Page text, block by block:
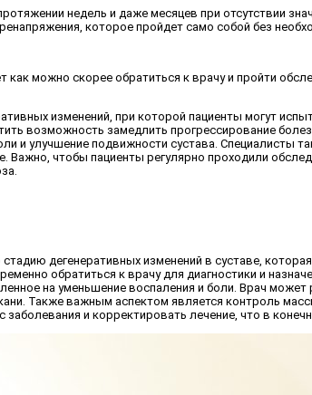
недель и даже месяцев при отсутствии
которое пройдет само собой без
как можно скорее обратиться к врачу и пройти
изменений, при которой пациенты могут
возможность замедлить прогрессирование
и улучшение подвижности сустава. Специалисты
Важно, чтобы пациенты регулярно проходили
дегенеративных изменений в суставе,
обратиться к врачу для диагностики и
на уменьшение воспаления и боли. Врач
Также важным аспектом является контроль
и корректировать лечение, что в